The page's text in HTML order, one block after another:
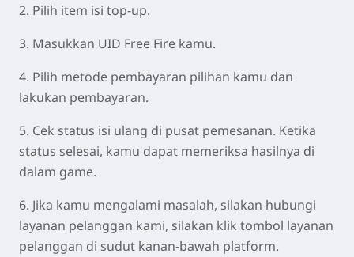
2. Pilih item isi top-up.
3. Masukkan UID Free Fire kamu.
4. Pilih metode pembayaran pilihan kamu dan
lakukan pembayaran.
5. Cek status isi ulang di pusat pemesanan. Ketika
status selesai, kamu dapat memeriksa hasilnya di
dalam game.
6. Jika kamu mengalami masalah, silakan hubungi
layanan pelanggan kami, silakan klik tombol layanan
pelanggan di sudut kanan-bawah platform.